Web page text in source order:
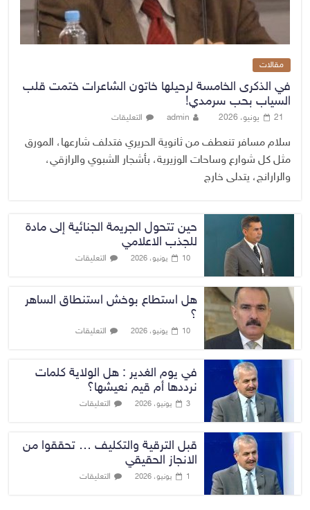
مقالات
في الذكرى الخامسة لرحيلها خاتون الشاعرات ختمت قلب
السياب بحب سرمدي!
21 يونيو، 2026 admin التعليقات
سلام مسافر تنعطف من ثانوية الحريري فتدلف شارعها، المورق
مثل كل شوارع وساحات الوزيرية، بأشجار الشبوي والرازقي،
والرارانج، يتدلى خارج
حين تتحول الجريمة الجنائية إلى مادة
للجذب الاعلامي
10 يونيو، 2026 التعليقات
هل استطاع بوخش استنطاق الساهر
؟
10 يونيو، 2026 التعليقات
في يوم الغدير : هل الولاية كلمات
نرددها أم قيم نعيشها؟
3 يونيو، 2026 التعليقات
قبل الترقية والتكليف … تحققوا من
الانجاز الحقيقي
1 يونيو، 2026 التعليقات